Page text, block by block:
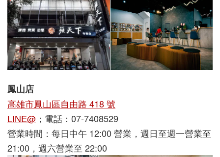
鳳山店
高雄市鳳山區自由路 418 號
LINE@ ；電話：07-7408529
營業時間：每日中午 12:00 營業，週日至週一營業至
21:00，週六營業至 22:00